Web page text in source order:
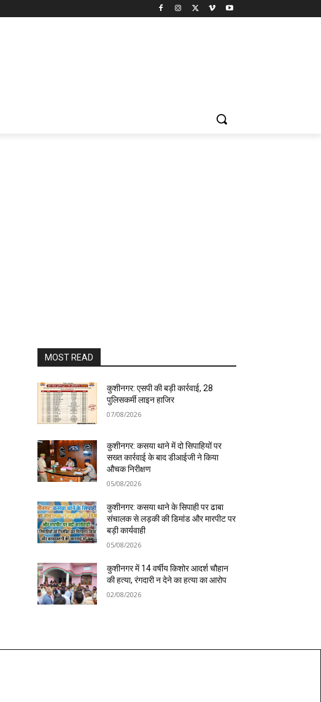
MOST READ
कुशीनगर: एसपी की बड़ी कार्रवाई, 28
पुलिसकर्मी लाइन हाजिर
07/08/2026
कुशीनगर: कसया थाने में दो सिपाहियों पर
सख्त कार्रवाई के बाद डीआईजी ने किया
औचक निरीक्षण
05/08/2026
कुशीनगर: कसया थाने के सिपाही पर ढाबा
संचालक से लड़की की डिमांड और मारपीट पर
बड़ी कार्यवाही
05/08/2026
कुशीनगर में 14 वर्षीय किशोर आदर्श चौहान
की हत्या, रंगदारी न देने का हत्या का आरोप
02/08/2026